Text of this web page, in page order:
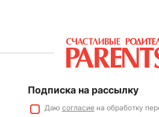
Подписка на рассылку
Даю согласиена обработку